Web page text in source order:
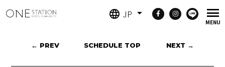
JP
← PREV SCHEDULE TOP NEXT →